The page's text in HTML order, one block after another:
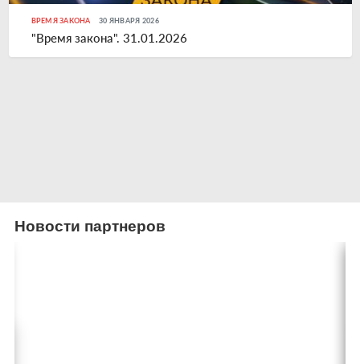
ВРЕМЯ ЗАКОНА 30 ЯНВАРЯ 2026
"Время закона". 31.01.2026
Новости партнеров